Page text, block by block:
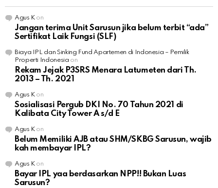
Agus Kon
Jangan terima Unit Sarusun jika belum terbit “ada”
Sertifikat Laik Fungsi (SLF)
Biaya IPL dan Sinking Fund Apartemen di Indonesia – Pemilik
Properti Indonesia on
Rekam Jejak P3SRS Menara Latumeten dari Th.
2013 – Th. 2021
Agus Kon
Sosialisasi Pergub DKI No. 70 Tahun 2021 di
Kalibata City Tower A s/d E
Agus Kon
Belum Memiliki AJB atau SHM/SKBG Sarusun, wajib
kah membayar IPL?
Agus Kon
Bayar IPL yaa berdasarkan NPP!! Bukan Luas
Sarusun?